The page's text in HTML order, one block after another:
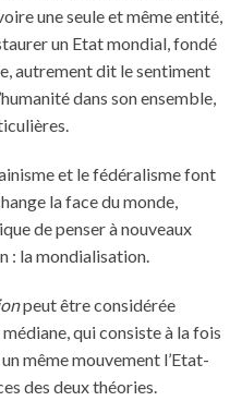
une seule et même entité,
un Etat mondial, fondé
autrement dit le sentiment
dans son ensemble,
et le fédéralisme font
la face du monde,
de penser à nouveaux
: la mondialisation.
peut être considérée
qui consiste à la fois
même mouvement l’Etat-
des deux théories.